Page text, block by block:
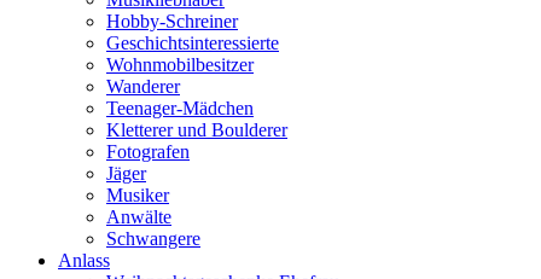
Hobby-Schreiner
Geschichtsinteressierte
Wohnmobilbesitzer
Wanderer
Teenager-Mädchen
Kletterer und Boulderer
Fotografen
Jäger
Musiker
Anwälte
Schwangere
Anlass